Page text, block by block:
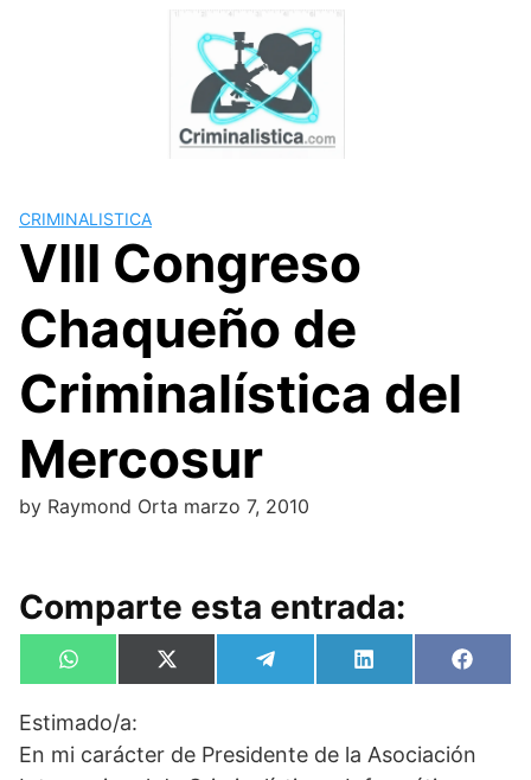
CRIMINALISTICA
VIII Congreso
Chaqueño de
Criminalística del
Mercosur
by Raymond Orta marzo 7, 2010
Comparte esta entrada:
Compartir
en
W
h
t
A
Compartir
en
X
(
i
t
Compartir
en
e
r
Compartir
en
L
i
e
d
en
F
a
o
Estimado/a:
En mi carácter de Presidente de la Asociación